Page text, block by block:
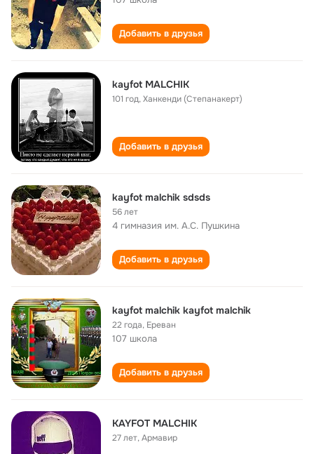
Добавить в друзья
kayfot MALCHIK
101 год,Ханкенди (Степанакерт)
Добавить в друзья
kayfot malchik sdsds
56 лет
4 гимназия им. А.С. Пушкина
Добавить в друзья
kayfot malchik kayfot malchik
22 года, Ереван
107 школа
Добавить в друзья
KAYFOT MALCHIK
27 лет,Армавир